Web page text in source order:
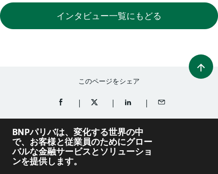
インタビュー一覧にもどる
このページをシェア
FACEBOOKでシェア（新規ウィンドウを開く）
TWITTERでシェア（新規ウィンドウを開
LINKEDINでシェア（新規ウ
メールでシェア
BNPパリバは、変化する世界の中
で、お客様と従業員のためにグロー
バルな金融サービスとソリューショ
ンを提供します。